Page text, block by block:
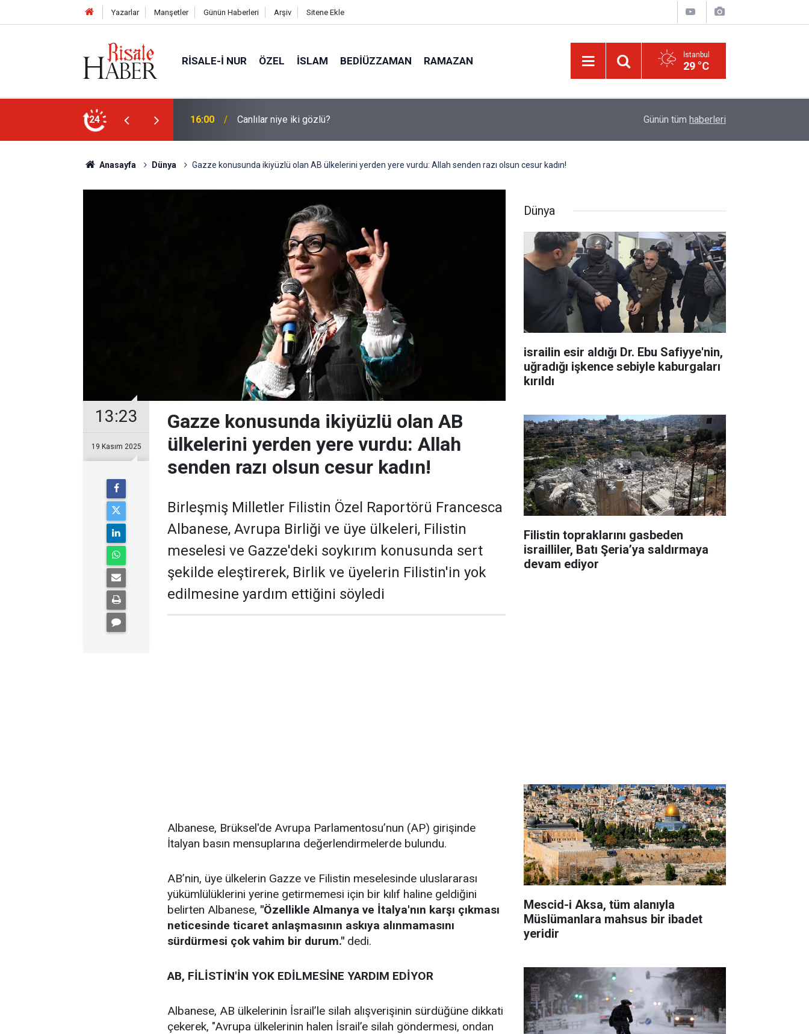
Yazarlar Manşetler Günün Haberleri Arşiv Sitene Ekle
RISALE-I NUR ÖZEL İSLAM BEDIÜZZAMAN RAMAZAN İstanbul
29 °C
24 15:35 Sosyal medya, derslerde başarısızlığa yol açıyor Günün tüm haberleri
Anasayfa Dünya Gazze konusunda ikiyüzlü olan AB ülkelerini yerden yere vurdu: Allah senden razı olsun cesur kadın!
13:23
19 Kasım 2025
Gazze konusunda ikiyüzlü olan AB
ülkelerini yerden yere vurdu: Allah
senden razı olsun cesur kadın!
Birleşmiş Milletler Filistin Özel Raportörü Francesca
Albanese, Avrupa Birliği ve üye ülkeleri, Filistin
meselesi ve Gazze'deki soykırım konusunda sert
şekilde eleştirerek, Birlik ve üyelerin Filistin'in yok
edilmesine yardım ettiğini söyledi
Albanese, Brüksel'de Avrupa Parlamentosu’nun (AP) girişinde
İtalyan basın mensuplarına değerlendirmelerde bulundu.
AB’nin, üye ülkelerin Gazze ve Filistin meselesinde uluslararası
yükümlülüklerini yerine getirmemesi için bir kılıf haline geldiğini
belirten Albanese, "Özellikle Almanya ve İtalya'nın karşı çıkması
neticesinde ticaret anlaşmasının askıya alınmamasını
sürdürmesi çok vahim bir durum." dedi.
AB, FİLİSTİN'İN YOK EDİLMESİNE YARDIM EDİYOR
Albanese, AB ülkelerinin İsrail’le silah alışverişinin sürdüğüne dikkati
çekerek, "Avrupa ülkelerinin halen İsrail’e silah göndermesi, ondan
Dünya
israilin esir aldığı Dr. Ebu Safiyye'nin,
uğradığı işkence sebiyle kaburgaları
kırıldı
Filistin topraklarını gasbeden
israilliler, Batı Şeria’ya saldırmaya
devam ediyor
Mescid-i Aksa, tüm alanıyla
Müslümanlara mahsus bir ibadet
yeridir